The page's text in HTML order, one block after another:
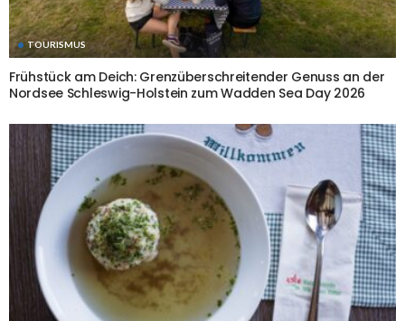
TOURISMUS
Frühstück am Deich: Grenzüberschreitender Genuss an der
Nordsee Schleswig-Holstein zum Wadden Sea Day 2026